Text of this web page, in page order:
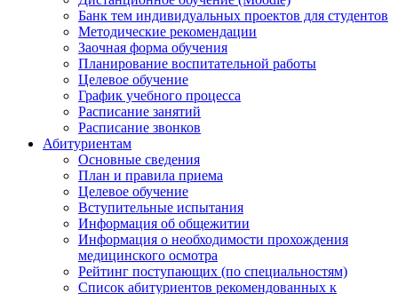
Банк тем индивидуальных проектов для студентов
Методические рекомендации
Заочная форма обучения
Планирование воспитательной работы
Целевое обучение
График учебного процесса
Расписание занятий
Расписание звонков
Абитуриентам
Основные сведения
План и правила приема
Целевое обучение
Вступительные испытания
Информация об общежитии
Информация о необходимости прохождения
медицинского осмотра
Рейтинг поступающих (по специальностям)
Список абитуриентов рекомендованных к